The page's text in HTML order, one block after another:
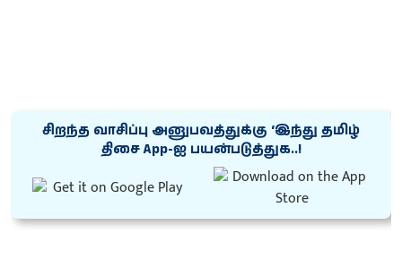
சிறந்த வாசிப்பு அனுபவத்துக்கு ‘இந்து தமிழ்
திசை App-ஐ பயன்படுத்துக..!